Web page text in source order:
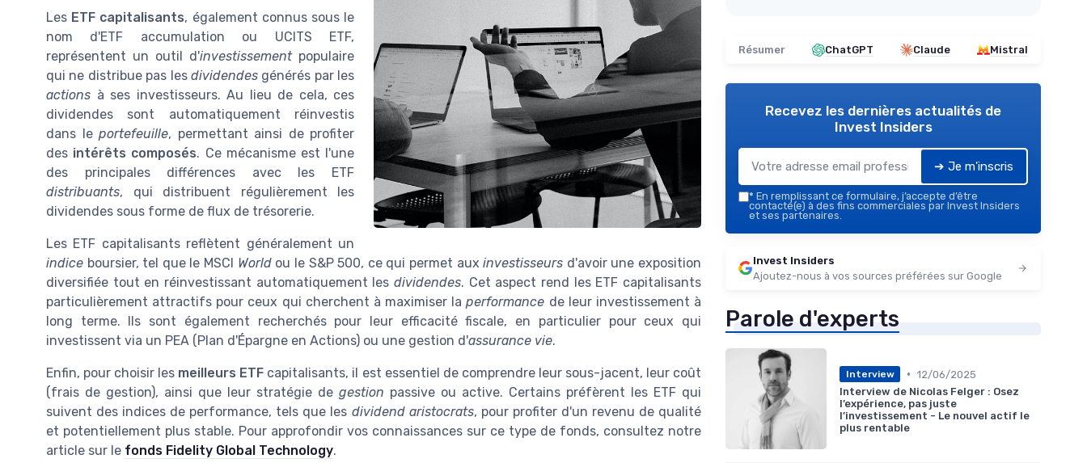
Les ETF capitalisants, également connus sous le
nom d'ETF accumulation ou UCITS ETF,
représentent un outil d'investissementpopulaire
qui ne distribue pas les dividendesgénérés par les
actions à ses investisseurs. Au lieu de cela, ces
dividendes sont automatiquement réinvestis
dans le portefeuille, permettant ainsi de profiter
des intérêts composés. Ce mécanisme est l'une
des principales différences avec les ETF
distribuants, qui distribuent régulièrement les
dividendes sous forme de flux de trésorerie.
Les ETF capitalisants reflètent généralement un
indice boursier, tel que le MSCI Worldou le S&P 500, ce qui permet auxinvestisseurs d'avoir une exposition
diversifiée tout en réinvestissant automatiquement les dividendes. Cet aspect rend les ETF capitalisants
particulièrement attractifs pour ceux qui cherchent à maximiser laperformance de leur investissement à
long terme. Ils sont également recherchés pour leur efficacité fiscale, en particulier pour ceux qui
investissent via un PEA (Plan d'Épargne en Actions) ou une gestion d'assurance vie.
Enfin, pour choisir les meilleurs ETF capitalisants, il est essentiel de comprendre leur sous-jacent, leur coût
(frais de gestion), ainsi que leur stratégie de gestion passive ou active. Certains préfèrent les ETF qui
suivent des indices de performance, tels que les dividend aristocrats, pour profiter d'un revenu de qualité
et potentiellement plus stable. Pour approfondir vos connaissances sur ce type de fonds, consultez notre
article sur le fonds Fidelity Global Technology.
Résumer ChatGPT Claude Mistral
Recevez les dernières actualités de
Invest Insiders
➔ Je m'inscris
* En remplissant ce formulaire, j’accepte d’être
contacté(e) à des fins commerciales par Invest Insiders
et ses partenaires.
Invest Insiders
Ajoutez-nous à vos sources préférées sur Google
Parole d'experts
Interview • 12/06/2025
Interview de Nicolas Felger : Osez
l’expérience, pas juste
l’investissement - Le nouvel actif le
plus rentable